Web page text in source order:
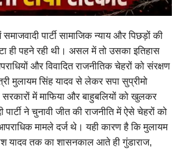
पार्टी सामाजिक न्याय और पिछड़ों की
ही पहने रही थी। असल में तो उसका इतिहास
और विवादित राजनीतिक चेहरों को संरक्षण
मुलायम सिंह यादव से लेकर सपा सुप्रीमो
में माफिया और बाहुबलियों को खुलकर
पार्टी ने चुनावी जीत की राजनीति में ऐसे चेहरों को
मामले दर्ज थे। यही कारण है कि मुलायम
यादव तक का शासनकाल आते ही गुंडाराज,